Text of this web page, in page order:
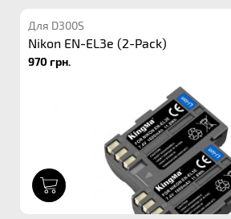
Для D300S
Nikon EN-EL3e (2-Pack)
970 грн.